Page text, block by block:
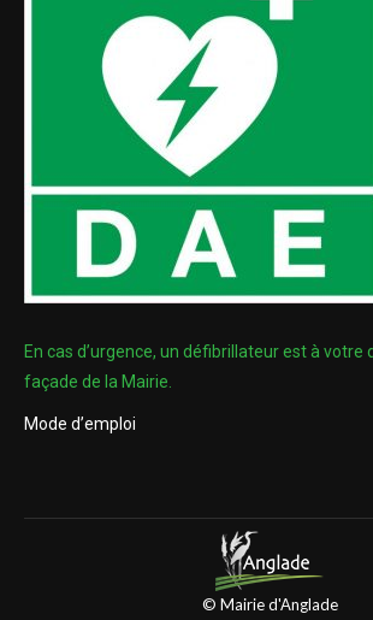
En cas d’urgence, un défibrillateur est à votre
façade de la Mairie.
Mode d’emploi
© Mairie d'Anglade